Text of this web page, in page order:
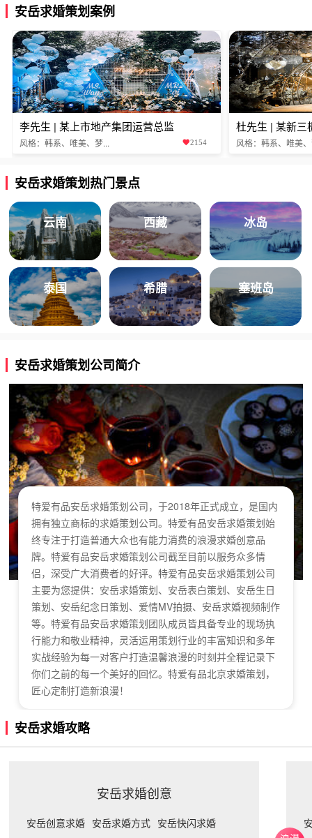
安岳求婚策划案例
李先生 | 某上市地产集团运营总监
风格：韩系、唯美、梦... 2154
杜先生 | 某新三
风格：韩系、唯美
安岳求婚策划热门景点
云南 西藏 冰岛
泰国 希腊 塞班岛
安岳求婚策划公司简介
特爱有品安岳求婚策划公司，于2018年正式成立，是国内
拥有独立商标的求婚策划公司。特爱有品安岳求婚策划始
终专注于打造普通大众也有能力消费的浪漫求婚创意品
牌。特爱有品安岳求婚策划公司截至目前以服务众多情
侣，深受广大消费者的好评。特爱有品安岳求婚策划公司
主要为您提供：安岳求婚策划、安岳表白策划、安岳生日
策划、安岳纪念日策划、爱情MV拍摄、安岳求婚视频制作
等。特爱有品安岳求婚策划团队成员皆具备专业的现场执
行能力和敬业精神，灵活运用策划行业的丰富知识和多年
实战经验为每一对客户打造温馨浪漫的时刻并全程记录下
你们之前的每一个美好的回忆。特爱有品北京求婚策划，
匠心定制打造新浪漫！
安岳求婚攻略
安岳求婚创意
安岳创意求婚 安岳求婚方式 安岳快闪求婚